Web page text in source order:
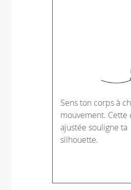
Sens ton corps à
mouvement. Cette
ajustée souligne ta
silhouette.